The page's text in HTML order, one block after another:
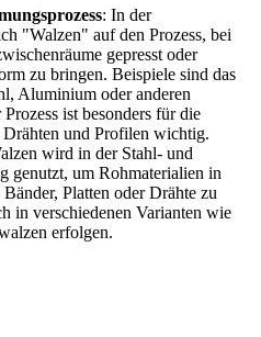
: In der
"Walzen" auf den Prozess, bei
gepresst oder
zu bringen. Beispiele sind das
Aluminium oder anderen
ist besonders für die
und Profilen wichtig.
wird in der Stahl- und
genutzt, um Rohmaterialien in
Platten oder Drähte zu
in verschiedenen Varianten wie
erfolgen.